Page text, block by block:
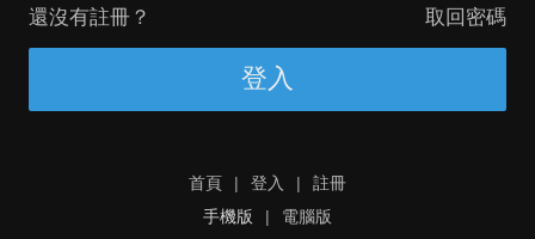
還沒有註冊？ 取回密碼
登入
首頁 | 登入 |
註冊
手機版
| 電腦版